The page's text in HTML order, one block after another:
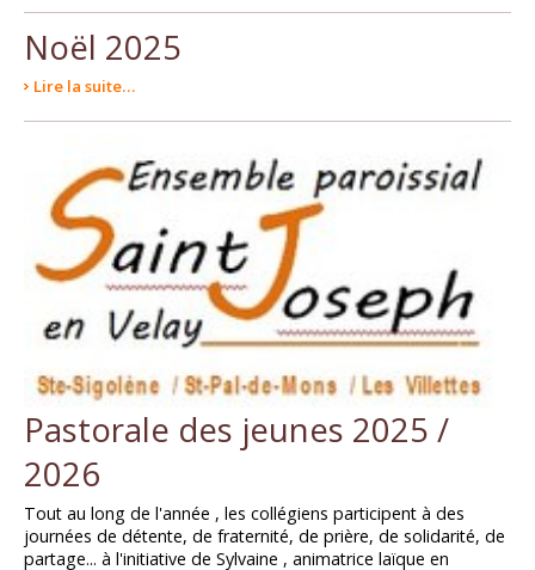
Noël 2025
Lire la suite…
Pastorale des jeunes 2025 /
2026
Tout au long de l'année , les collégiens participent à des
journées de détente, de fraternité, de prière, de solidarité, de
partage... à l'initiative de Sylvaine , animatrice laïque en